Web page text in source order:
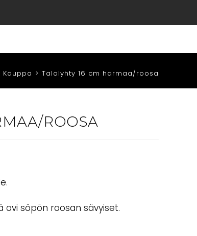
Kauppa > Talolyhty 16 cm harmaa/roosa
ROOSA
söpön roosan sävyiset.